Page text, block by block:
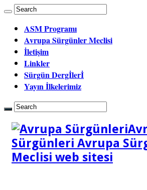
ASM Programı
Avrupa Sürgünler Meclisi
İletişim
Linkler
Sürgün Dergİlerİ
Yayın İlkelerimiz
Sürgünleri Avrupa
Meclisi web sitesi